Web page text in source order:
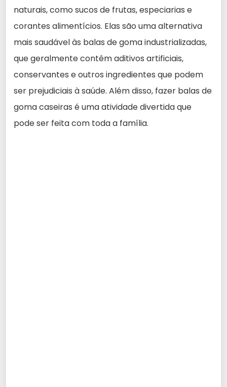
naturais, como sucos de frutas, especiarias e
corantes alimentícios. Elas são uma alternativa
mais saudável às balas de goma industrializadas,
que geralmente contêm aditivos artificiais,
conservantes e outros ingredientes que podem
ser prejudiciais à saúde. Além disso, fazer balas de
goma caseiras é uma atividade divertida que
pode ser feita com toda a família.